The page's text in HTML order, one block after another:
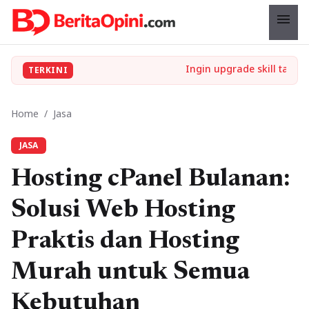
menu
TERKINI
Home / Jasa
JASA
Hosting cPanel Bulanan:
Solusi Web Hosting
Praktis dan Hosting
Murah untuk Semua